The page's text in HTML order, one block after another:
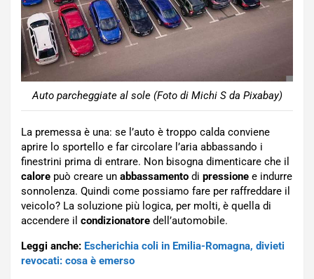
Auto parcheggiate al sole (Foto di Michi S da Pixabay)
La premessa è una: se l’auto è troppo calda conviene
aprire lo sportello e far circolare l’aria abbassando i
finestrini prima di entrare. Non bisogna dimenticare che il
calore può creare un abbassamento di pressione e indurre
sonnolenza. Quindi come possiamo fare per raffreddare il
veicolo? La soluzione più logica, per molti, è quella di
accendere il condizionatore dell’automobile.
Leggi anche: Escherichia coli in Emilia-Romagna, divieti
revocati: cosa è emerso